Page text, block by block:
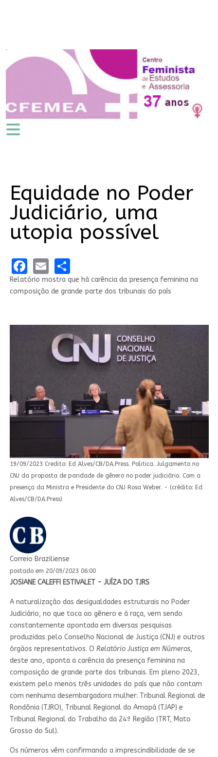
Equidade no Poder
Judiciário, uma
utopia possível
Facebook
EmailShare
Relatório mostra que há carência da presença feminina na
composição de grande parte dos tribunais do país
19/09/2023 Credito: Ed Alves/CB/DA.Press. Politica. Julgamento no
CNJ da proposta de paridade de gênero no poder judiciário. Com a
presença da Ministra e Presidente do CNJ Rosa Weber. - (crédito: Ed
Alves/CB/DA.Press)
Correio Braziliense
postado em 20/09/2023 06:00
JOSIANE CALEFFI ESTIVALET - JUÍZA DO TJRS
A naturalização das desigualdades estruturais no Poder
Judiciário, no que toca ao gênero e à raça, vem sendo
constantemente apontada em diversas pesquisas
produzidas pelo Conselho Nacional de Justiça (CNJ) e outros
órgãos representativos. O Relatório Justiça em Números,
deste ano, aponta a carência da presença feminina na
composição de grande parte dos tribunais. Em pleno 2023,
existem pelo menos três unidades do país que não contam
com nenhuma desembargadora mulher: Tribunal Regional de
Rondônia (TJRO), Tribunal Regional do Amapá (TJAP) e
Tribunal Regional do Trabalho da 24ª Região (TRT, Mato
Grosso do Sul).
Os números vêm confirmando a imprescindibilidade de se